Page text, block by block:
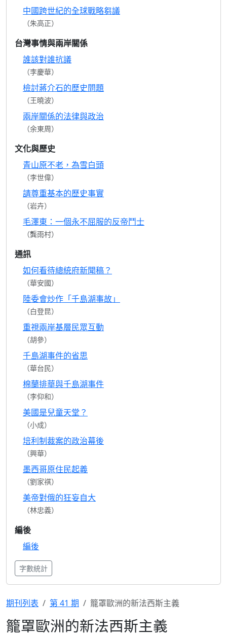
中國跨世紀的全球戰略芻議
（朱高正）
台灣事情與兩岸關係
誰該對誰抗議
（李慶華）
檢討蔣介石的歷史問題
（王曉波）
兩岸關係的法律與政治
（余東周）
文化與歷史
青山原不老，為雪白頭
（李世偉）
請尊重基本的歷史事實
（岩卉）
毛澤東：一個永不屈服的反帝鬥士
（龔雨村）
通訊
如何看待總統府新聞稿？
（華安國）
陸委會炒作「千島湖事故」
（白登昆）
重視兩岸基層民眾互動
（胡參）
千島湖事件的省思
（華台民）
棉蘭排華與千島湖事件
（李仰和）
美國是兒童天堂？
（小成）
培利制裁案的政治幕後
（興華）
墨西哥原住民起義
（劉家祺）
美帝對俄的狂妄自大
（林忠義）
編後
編後
字數統計
期刊列表 第 41 期 籠罩歐洲的新法西斯主義
籠罩歐洲的新法西斯主義